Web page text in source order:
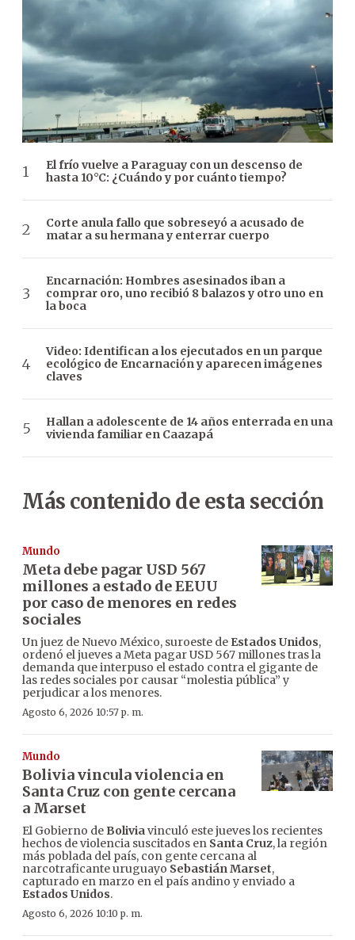
El frío vuelve a Paraguay con un descenso de
hasta 10°C: ¿Cuándo y por cuánto tiempo?
Corte anula fallo que sobreseyó a acusado de
matar a su hermana y enterrar cuerpo
Encarnación: Hombres asesinados iban a
comprar oro, uno recibió 8 balazos y otro uno en
la boca
Video: Identifican a los ejecutados en un parque
ecológico de Encarnación y aparecen imágenes
claves
Hallan a adolescente de 14 años enterrada en una
vivienda familiar en Caazapá
Más contenido de esta sección
Mundo
Meta debe pagar USD 567
millones a estado de EEUU
por caso de menores en redes
sociales
Un juez de Nuevo México, suroeste de Estados Unidos,
ordenó el jueves a Meta pagar USD 567 millones tras la
demanda que interpuso el estado contra el gigante de
las redes sociales por causar “molestia pública” y
perjudicar a los menores.
Agosto 6, 2026 10:57 p. m.
Mundo
Bolivia vincula violencia en
Santa Cruz con gente cercana
a Marset
El Gobierno de Boliviavinculó este jueves los recientes
hechos de violencia suscitados en Santa Cruz, la región
más poblada del país, con gente cercana al
narcotraficante uruguayo Sebastián Marset,
capturado en marzo en el país andino y enviado a
Estados Unidos.
Agosto 6, 2026 10:10 p. m.